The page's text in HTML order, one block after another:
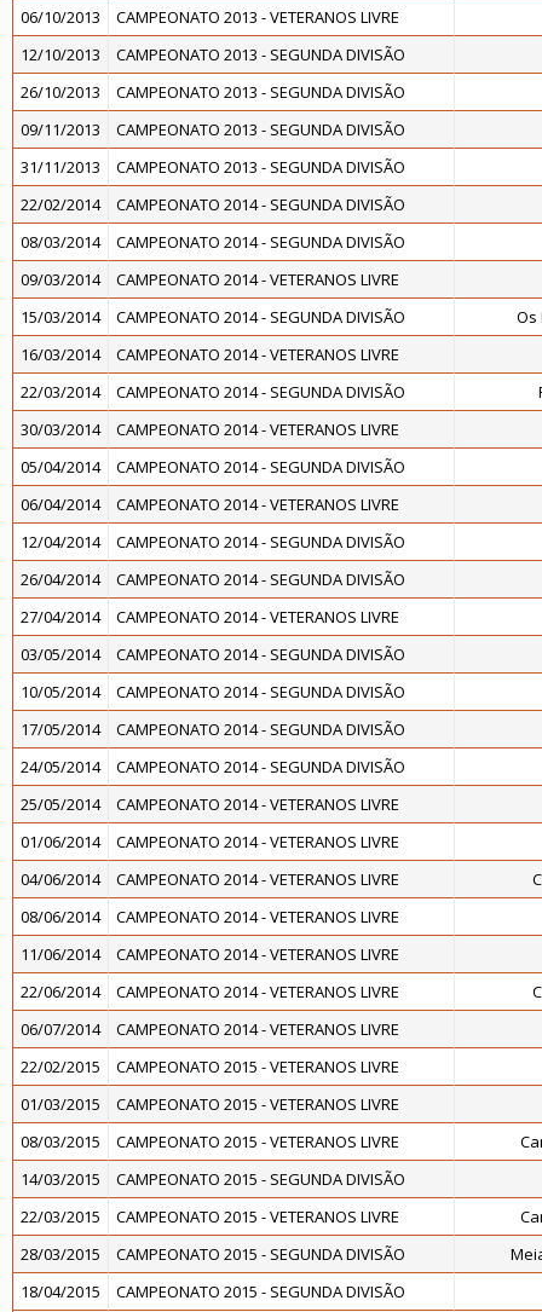
06/10/2013
CAMPEONATO 2013 - VETERANOS LIVRE
12/10/2013
CAMPEONATO 2013 - SEGUNDA DIVISÃO
26/10/2013
CAMPEONATO 2013 - SEGUNDA DIVISÃO
09/11/2013
CAMPEONATO 2013 - SEGUNDA DIVISÃO
31/11/2013
CAMPEONATO 2013 - SEGUNDA DIVISÃO
22/02/2014
CAMPEONATO 2014 - SEGUNDA DIVISÃO
08/03/2014
CAMPEONATO 2014 - SEGUNDA DIVISÃO
09/03/2014
CAMPEONATO 2014 - VETERANOS LIVRE
15/03/2014
CAMPEONATO 2014 - SEGUNDA DIVISÃO
Os
16/03/2014
CAMPEONATO 2014 - VETERANOS LIVRE
22/03/2014
CAMPEONATO 2014 - SEGUNDA DIVISÃO
30/03/2014
CAMPEONATO 2014 - VETERANOS LIVRE
05/04/2014
CAMPEONATO 2014 - SEGUNDA DIVISÃO
06/04/2014
CAMPEONATO 2014 - VETERANOS LIVRE
12/04/2014
CAMPEONATO 2014 - SEGUNDA DIVISÃO
26/04/2014
CAMPEONATO 2014 - SEGUNDA DIVISÃO
27/04/2014
CAMPEONATO 2014 - VETERANOS LIVRE
03/05/2014
CAMPEONATO 2014 - SEGUNDA DIVISÃO
10/05/2014
CAMPEONATO 2014 - SEGUNDA DIVISÃO
17/05/2014
CAMPEONATO 2014 - SEGUNDA DIVISÃO
24/05/2014
CAMPEONATO 2014 - SEGUNDA DIVISÃO
25/05/2014
CAMPEONATO 2014 - VETERANOS LIVRE
01/06/2014
CAMPEONATO 2014 - VETERANOS LIVRE
04/06/2014
CAMPEONATO 2014 - VETERANOS LIVRE
08/06/2014
CAMPEONATO 2014 - VETERANOS LIVRE
11/06/2014
CAMPEONATO 2014 - VETERANOS LIVRE
22/06/2014
CAMPEONATO 2014 - VETERANOS LIVRE
06/07/2014
CAMPEONATO 2014 - VETERANOS LIVRE
22/02/2015
CAMPEONATO 2015 - VETERANOS LIVRE
01/03/2015
CAMPEONATO 2015 - VETERANOS LIVRE
08/03/2015
CAMPEONATO 2015 - VETERANOS LIVRE
14/03/2015
CAMPEONATO 2015 - SEGUNDA DIVISÃO
22/03/2015
CAMPEONATO 2015 - VETERANOS LIVRE
28/03/2015
CAMPEONATO 2015 - SEGUNDA DIVISÃO
18/04/2015
CAMPEONATO 2015 - SEGUNDA DIVISÃO